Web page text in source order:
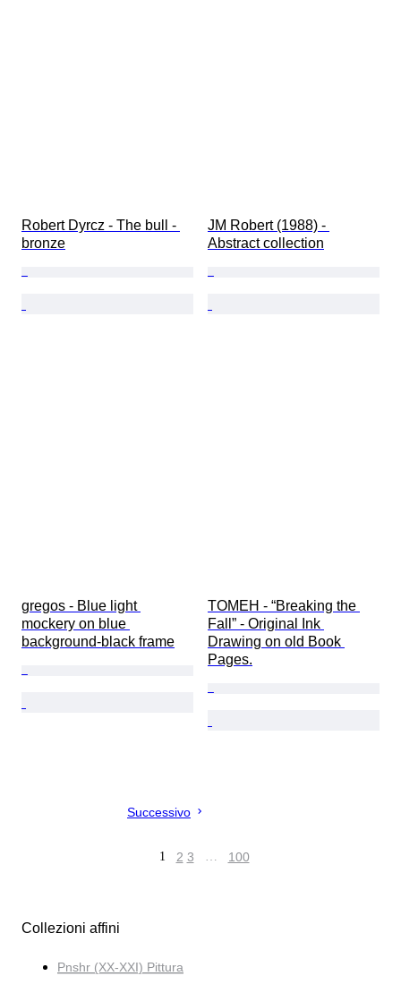
Robert Dyrcz - The bull -
bronze
JM Robert (1988) -
Abstract collection
gregos - Blue light
mockery on blue
background-black frame
TOMEH - “Breaking the
Fall” - Original Ink
Drawing on old Book
Pages.
Successivo
1 2 3 … 100
Collezioni affini
Pnshr (XX-XXI) Pittura